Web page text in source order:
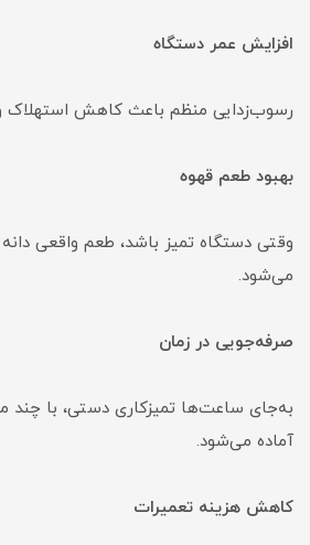
افزایش عمر دستگاه
رسوب‌زدایی منظم باعث کاهش استهلاک
بهبود طعم قهوه
وقتی دستگاه تمیز باشد، طعم واقعی
می‌شود.
صرفه‌جویی در زمان
به‌جای ساعت‌ها تمیزکاری دستی، با چند
آماده می‌شود.
کاهش هزینه تعمیرات